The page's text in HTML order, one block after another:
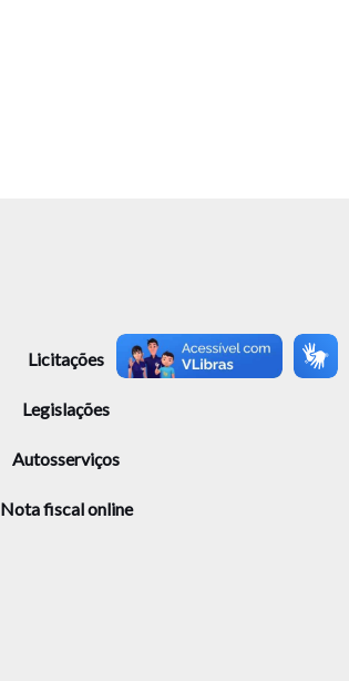
Licitações
Legislações
Autosserviços
Nota fiscal online